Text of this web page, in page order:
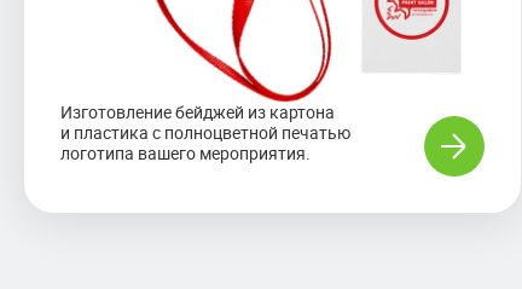
Изготовление бейджей из картона
и пластика с полноцветной печатью
логотипа вашего мероприятия.